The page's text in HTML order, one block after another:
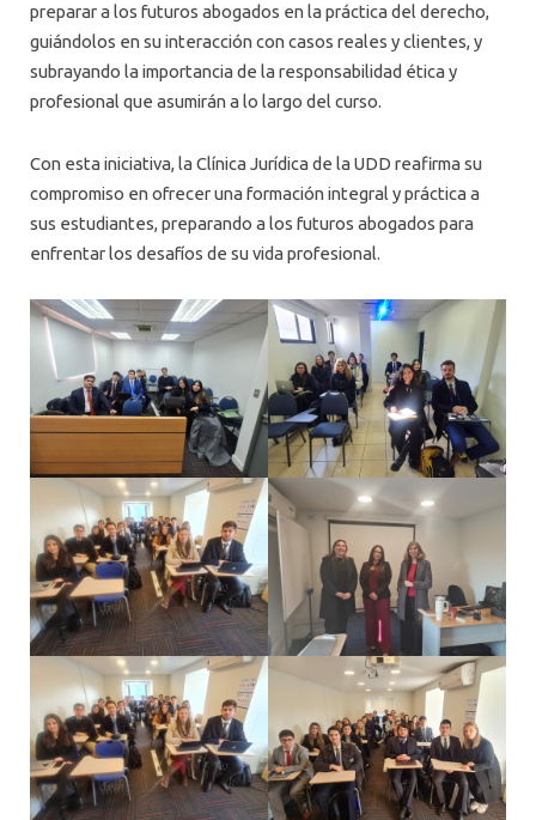
preparar a los futuros abogados en la práctica del derecho,
guiándolos en su interacción con casos reales y clientes, y
subrayando la importancia de la responsabilidad ética y
profesional que asumirán a lo largo del curso.
Con esta iniciativa, la Clínica Jurídica de la UDD reafirma su
compromiso en ofrecer una formación integral y práctica a
sus estudiantes, preparando a los futuros abogados para
enfrentar los desafíos de su vida profesional.